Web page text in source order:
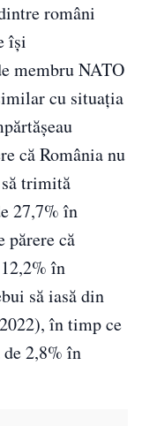
români
își
membru NATO
cu situația
că România nu
trimită
27,7% în
părere că
în
să iasă din
în timp ce
2,8% în